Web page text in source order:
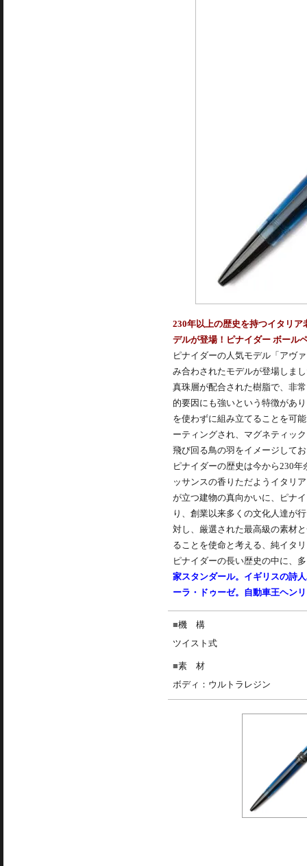
230年以上の歴史を持つイタリ
デルが登場！ピナイダー ボール
ピナイダーの人気モデル「アヴ
み合わされたモデルが登場しま
真珠層が配合された樹脂で、非
的要因にも強いという特徴があ
を使わずに組み立てることを可
ーティングされ、マグネティッ
飛び回る鳥の羽をイメージして
ピナイダーの歴史は今から230
ッサンスの香りただようイタリ
が立つ建物の真向かいに、ピナ
り、創業以来多くの文化人達が
対し、厳選された最高級の素材
ることを使命と考える、純イタ
ピナイダーの長い歴史の中に、
家スタンダール。イギリスの詩
ーラ・ドゥーゼ。自動車王ヘン
機 構
ツイスト式
素 材
ボディ：ウルトラレジン